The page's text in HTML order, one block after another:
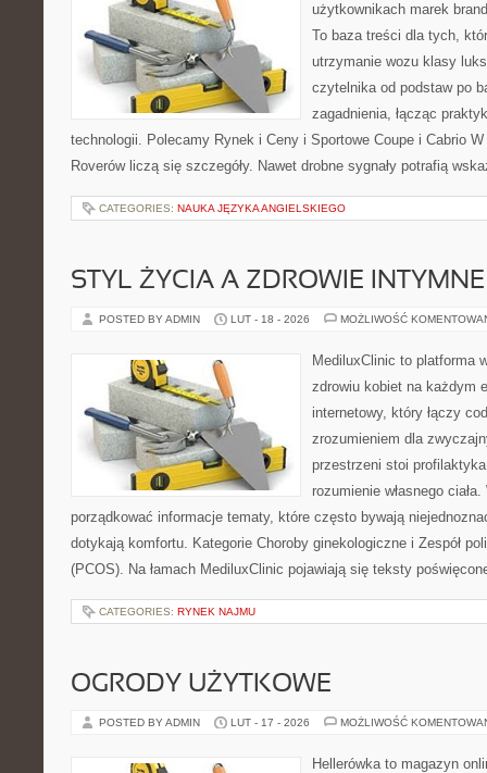
użytkownikach marek
To baza treści dla tych,
utrzymanie wozu klasy
czytelnika od podstaw po
zagadnienia, łącząc
technologii. Polecamy Rynek i Ceny i Sportowe Coupe i Cabrio
Roverów liczą się szczegóły. Nawet drobne sygnały potrafią
CATEGORIES: NAUKA JĘZYKA ANGIELSKIEGO
STYL ŻYCIA A ZDROWIE INTYMNE
POSTED BY ADMIN LUT - 18 - 2026 MOŻLIWOŚĆ
MediluxClinic to platforma
zdrowiu kobiet na każdym
internetowy, który łączy
zrozumieniem dla
przestrzeni stoi
rozumienie własnego
porządkować informacje tematy, które często bywają
dotykają komfortu. Kategorie Choroby ginekologiczne i Zespół
(PCOS). Na łamach MediluxClinic pojawiają się teksty
CATEGORIES: RYNEK NAJMU
OGRODY UŻYTKOWE
POSTED BY ADMIN LUT - 17 - 2026 MOŻLIWOŚĆ
Hellerówka to magazyn